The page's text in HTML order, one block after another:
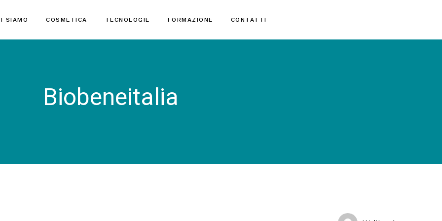
SIAMO COSMETICA TECNOLOGIE FORMAZIONE CONTATTI
Biobeneitalia